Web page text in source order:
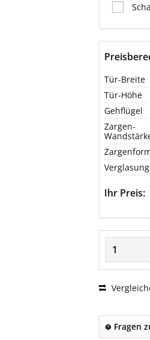
Tür-Breite
Tür-Höhe
Gehflügel
Zargen-
Verglasung
Ihr Preis:
Fragen